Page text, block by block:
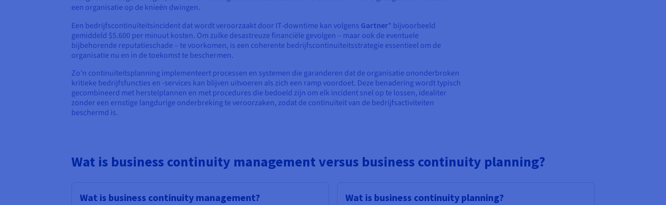
een organisatie op de knieën dwingen.
Een bedrijfscontinuïteitsincident dat wordt veroorzaakt door IT-downtime kan volgens Gartner* bijvoorbeeld
gemiddeld $5.600 per minuut kosten. Om zulke desastreuze financiële gevolgen – maar ook de eventuele
bijbehorende reputatieschade – te voorkomen, is een coherente bedrijfscontinuïteitsstrategie essentieel om de
organisatie nu en in de toekomst te beschermen.
Zo’n continuïteitsplanning implementeert processen en systemen die garanderen dat de organisatie ononderbroken
kritieke bedrijfsfuncties en -services kan blijven uitvoeren als zich een ramp voordoet. Deze benadering wordt typisch
gecombineerd met herstelplannen en met procedures die bedoeld zijn om elk incident snel op te lossen, idealiter
zonder een ernstige langdurige onderbreking te veroorzaken, zodat de continuïteit van de bedrijfsactiviteiten
beschermd is.
Wat is business continuity management versus business continuity planning?
Wat is business continuity management? Wat is business continuity planning?